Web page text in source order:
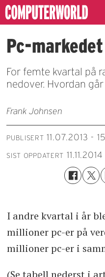
Pc-
For femte kvartal på
nedover. Hvordan
Frank Johnsen
PUBLISERT 11.07.2013 -
SIST OPPDATERT
I andre kvartal i år
millioner pc-er på
millioner pc-er i